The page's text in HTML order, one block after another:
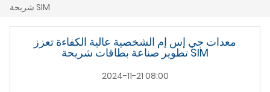
شريحة SIM
معدات جي إس إم الشخصية عالية الكفاءة تعزز
تطوير صناعة بطاقات شريحة SIM
2024-11-21 08:00